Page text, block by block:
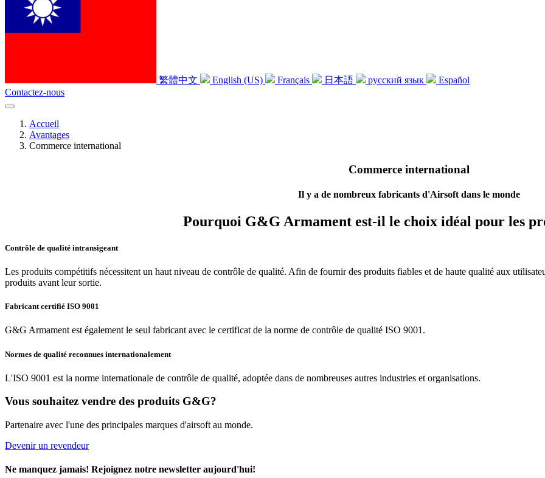
繁體中文 English (US) Français 日本語 русский язык
Español
Contactez-nous
Accueil
Avantages
Commerce international
Commerce international
Il y a de nombreux fabricants d'Airsoft dans le monde
Pourquoi G&G Armament est-il le choix idéal pour les
Contrôle de qualité intransigeant
Les produits compétitifs nécessitent un haut niveau de contrôle de qualité. Afin de fournir des produits fiables et de haute qualité aux
produits avant leur sortie.
Fabricant certifié ISO 9001
G&G Armament est également le seul fabricant avec le certificat de la norme de contrôle de qualité ISO 9001.
Normes de qualité reconnues internationalement
L'ISO 9001 est la norme internationale de contrôle de qualité, adoptée dans de nombreuses autres industries et organisations.
Vous souhaitez vendre des produits G&G?
Partenaire avec l'une des principales marques d'airsoft au monde.
Devenir un revendeur
Ne manquez jamais! Rejoignez notre newsletter aujourd'hui!